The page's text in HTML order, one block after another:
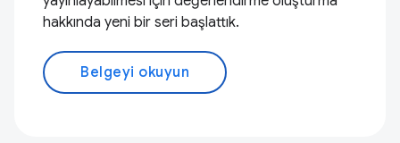
hakkında yeni bir seri başlattık.
Belgeyi okuyun